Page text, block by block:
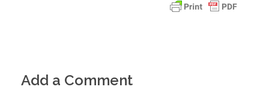
Add a Comment